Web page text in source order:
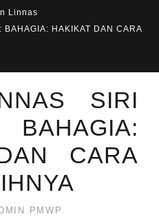
Linnas
HAKIKAT DAN CARA
SIRI
CARA
PMWP